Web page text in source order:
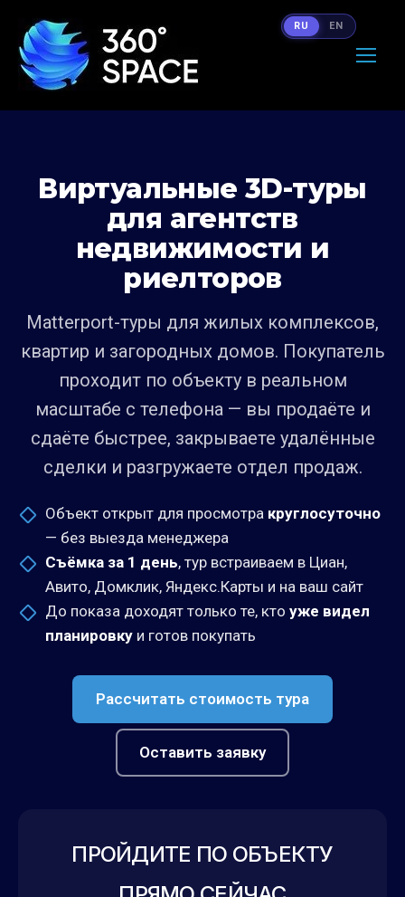
Виртуальные 3D-туры
для агентств
недвижимости и
риелторов
Matterport-туры для жилых комплексов,
квартир и загородных домов. Покупатель
проходит по объекту в реальном
масштабе с телефона — вы продаёте и
сдаёте быстрее, закрываете удалённые
сделки и разгружаете отдел продаж.
Объект открыт для просмотра круглосуточно
— без выезда менеджера
Съёмка за 1 день, тур встраиваем в Циан,
Авито, Домклик, Яндекс.Карты и на ваш сайт
До показа доходят только те, кто уже видел
планировку и готов покупать
Рассчитать стоимость тура
Оставить заявку
ПРОЙДИТЕ ПО ОБЪЕКТУ
RU EN